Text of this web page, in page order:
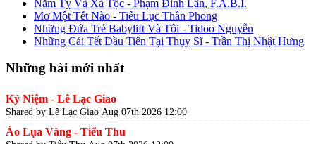
Năm Tỵ Và Xà Tộc - Phạm Đình Lân, F.A.B.I.
Mơ Một Tết Nào - Tiểu Lục Thần Phong
Những Đứa Trẻ Babylift Và Tôi - Tidoo Nguyễn
Những Cái Tết Đầu Tiên Tại Thụy Sĩ - Trần Thị Nhật Hưng
Những bài mới nhất
Kỷ Niệm - Lê Lạc Giao
Shared by Lê Lạc Giao Aug 07th 2026 12:00
Áo Lụa Vàng - Tiểu Thu